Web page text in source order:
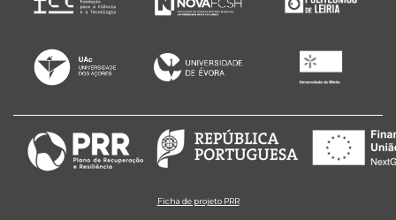
Ficha de projeto PRR